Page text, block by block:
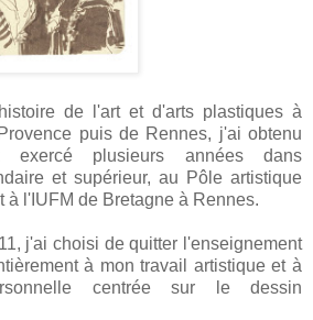
de l'art et d'arts plastiques à
puis de Rennes, j'ai obtenu
exercé plusieurs années dans
et supérieur, au Pôle artistique
à l'IUFM de Bretagne à Rennes.
j'ai choisi de quitter l'enseignement
à mon travail artistique et à
centrée sur le dessin